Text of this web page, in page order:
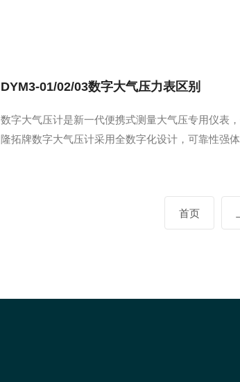
DYM3-01/02/03数字大气压力表区别
数字大气压计是新一代便携式测量大气压专用仪表
隆拓牌数字大气压计采用全数字化设计，可靠性强
首页